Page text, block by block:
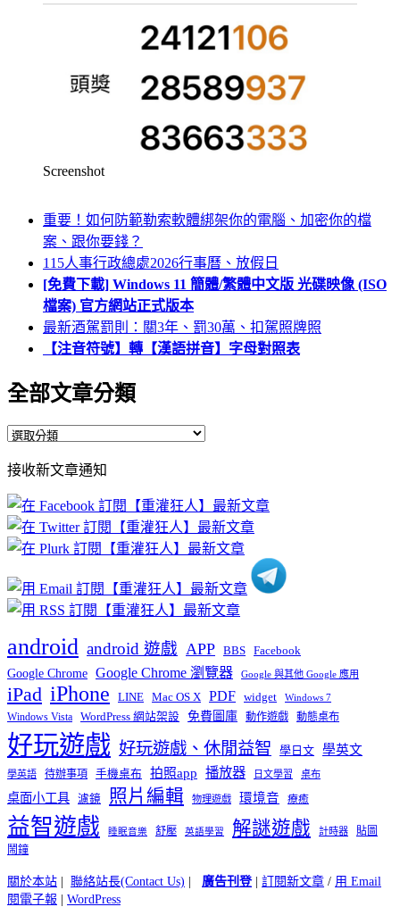
Screenshot
重要！如何防範勒索軟體綁架你的電腦、加密你的檔
案、跟你要錢？
115人事行政總處2026行事曆、放假日
[免費下載] Windows 11 簡體/繁體中文版 光碟映像 (ISO
檔案) 官方網站正式版本
最新酒駕罰則：關3年、罰30萬、扣駕照牌照
【注音符號】轉【漢語拼音】字母對照表
全部文章分類
全
文
章
分
類
接收新文章通知
android android 遊戲 APP BBS Facebook
Google Chrome Google Chrome 瀏覽器 Google 與其他 Google 應用
iPad iPhone LINE Mac OS X PDF widget Windows 7
Windows Vista WordPress 網站架設 免費圖庫 動作遊戲 動態桌布
好玩遊戲 好玩遊戲、休閒益智 學日文 學英文
學英語 待辦事項 手機桌布 拍照app 播放器 日文學習 桌布
桌面小工具 濾鏡 照片編輯 物理遊戲 環境音 療癒
益智遊戲 睡眠音樂 舒壓 英語學習 解謎遊戲 計時器
貼圖
鬧鐘
關於本站 | 聯絡站長(Contact Us) | 廣告刊登| 訂閱新文章 / 用 Email
閱電子報 | WordPress